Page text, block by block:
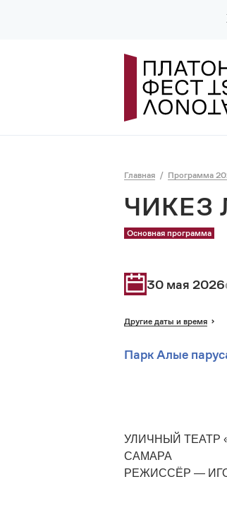
Главная Программа
ЧИКЕЗ
Основная программа
30 мая 2026
Другие даты и время
Парк Алые
УЛИЧНЫЙ ТЕАТР
САМАРА
РЕЖИССЁР —